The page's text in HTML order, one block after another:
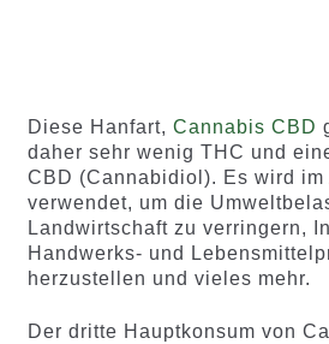
ewertung
en
Diese Hanfart, Cannabis CBD
daher sehr wenig THC und
CBD (Cannabidiol). Es wird im
verwendet, um die
Landwirtschaft zu verringern,
Handwerks- und
herzustellen und vieles mehr.
Der dritte Hauptkonsum von